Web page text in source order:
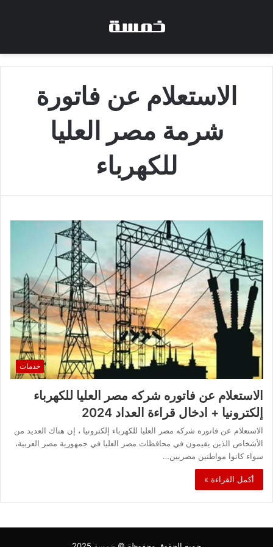
الاستعلام عن فاتورة
شرمة مصر العليا
للكهرباء
خدمات
الاستعلام عن فاتوره شركه مصر العليا للكهرباء
إلكترونيا + ادخال قراءة العداد 2024
الاستعلام عن فاتوره شركه مصر العليا للكهرباء إلكترونيا ، إن هناك العديد من
الأشخاص الذين يقيمون في محافظات مصر العليا في جمهورية مصر العربية،
سواء كانوا مواطنين مصريين…
أكمل القراءة »